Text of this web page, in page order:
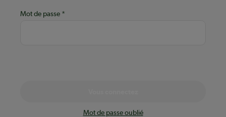
Mot de passe
Mot de passe oublié